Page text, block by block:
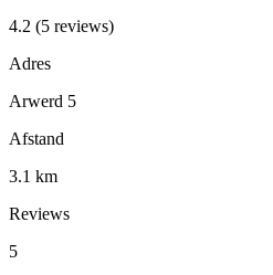
4.2 (5 reviews)
Adres
Arwerd 5
Afstand
3.1 km
Reviews
5